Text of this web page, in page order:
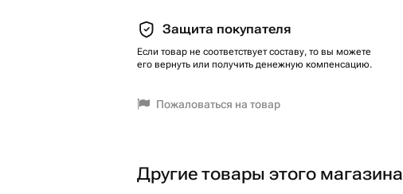
Защита покупателя
Если товар не соответствует составу, то вы можете
его вернуть или получить денежную компенсацию.
Пожаловаться на товар
Другие товары этого магазина